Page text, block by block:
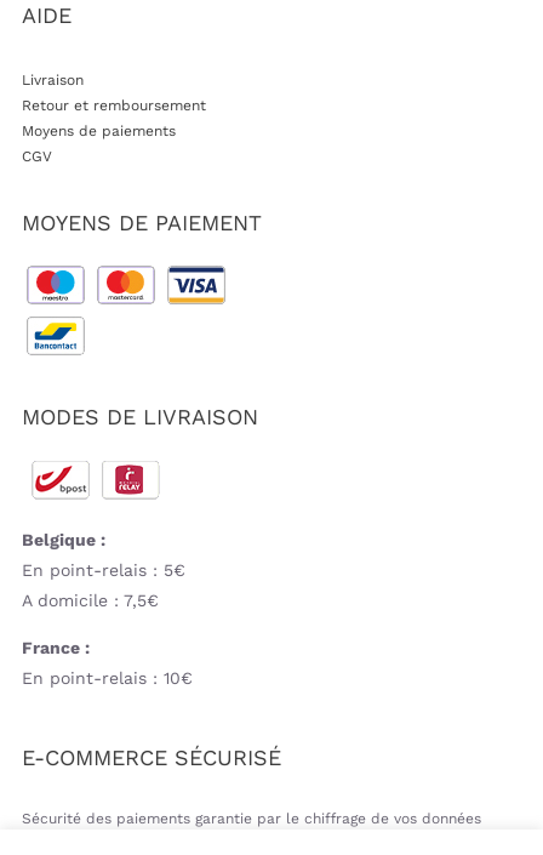
AIDE
Livraison
Retour et remboursement
Moyens de paiements
CGV
MOYENS DE PAIEMENT
MODES DE LIVRAISON
Belgique :
En point-relais : 5€
A domicile : 7,5€
France :
En point-relais : 10€
E-COMMERCE SÉCURISÉ
Sécurité des paiements garantie par le chiffrage de vos données